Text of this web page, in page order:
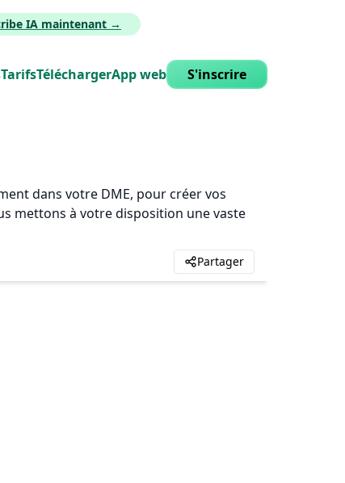
IA maintenant →
TarifsTéléchargerApp web S'inscrire
dans votre DME, pour créer vos
mettons à votre disposition une vaste
Partager